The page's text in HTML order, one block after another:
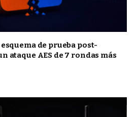
de prueba post-
ataque AES de 7 rondas más